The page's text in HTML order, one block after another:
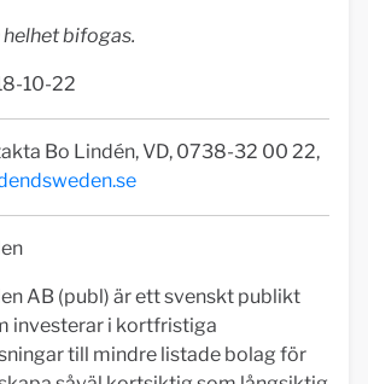
bifogas.
10-22
Bo Lindén, VD, 0738-32 00 22,
AB (publ) är ett svenskt publikt
investerar i kortfristiga
till mindre listade bolag för